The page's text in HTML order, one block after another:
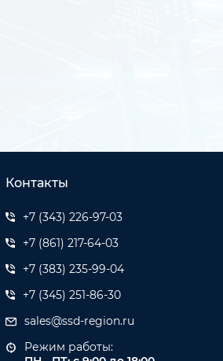
Контакты
+7 (343) 226-97-03
+7 (861) 217-64-03
+7 (383) 235-99-04
+7 (345) 251-86-30
sales@ssd-region.ru
Режим работы: